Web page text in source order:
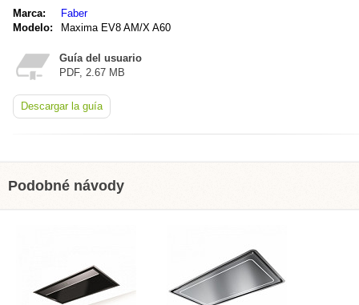
Marca:
Faber
Modelo:
Maxima EV8 AM/X A60
Guía del usuario
PDF, 2.67 MB
Descargar la guía
Podobné návody